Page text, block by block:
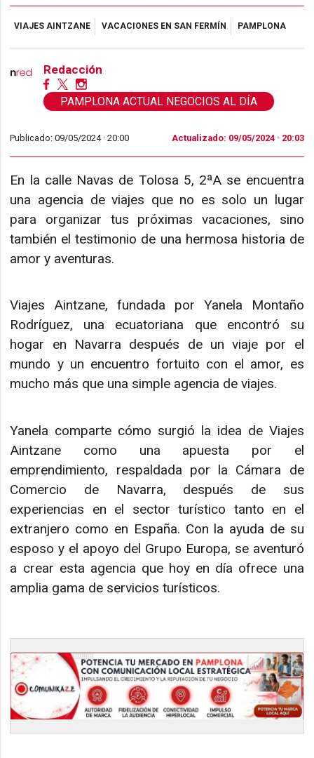
VIAJES AINTZANE VACACIONES EN SAN FERMÍN PAMPLONA
Redacción
PAMPLONA ACTUAL NEGOCIOS AL DÍA
Publicado: 09/05/2024 ·20:00 Actualizado: 09/05/2024 · 20:03
En la calle Navas de Tolosa 5, 2ªA se encuentra
una agencia de viajes que no es solo un lugar
para organizar tus próximas vacaciones, sino
también el testimonio de una hermosa historia de
amor y aventuras.
Viajes Aintzane, fundada por Yanela Montaño
Rodríguez, una ecuatoriana que encontró su
hogar en Navarra después de un viaje por el
mundo y un encuentro fortuito con el amor, es
mucho más que una simple agencia de viajes.
Yanela comparte cómo surgió la idea de Viajes
Aintzane como una apuesta por el
emprendimiento, respaldada por la Cámara de
Comercio de Navarra, después de sus
experiencias en el sector turístico tanto en el
extranjero como en España. Con la ayuda de su
esposo y el apoyo del Grupo Europa, se aventuró
a crear esta agencia que hoy en día ofrece una
amplia gama de servicios turísticos.